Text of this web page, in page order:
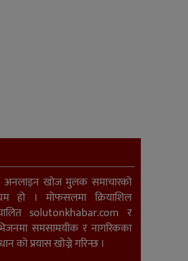
खोज मुलक समाचारको
हो । मोफसलमा क्रियाशिल
solutonkhabar.com र
समसामयीक र नागरिकका
को प्रयास खोज्ने गरिन्छ ।